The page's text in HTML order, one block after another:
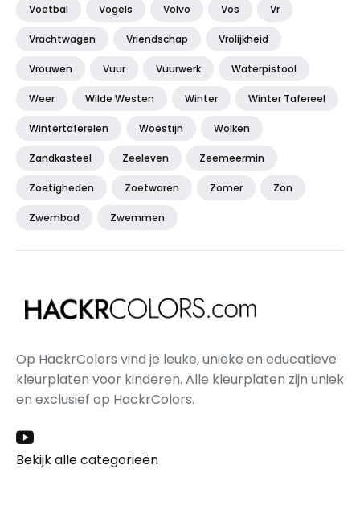
Voetbal Vogels Volvo Vos Vr
Vrachtwagen Vriendschap Vrolijkheid
Vrouwen Vuur Vuurwerk Waterpistool
Weer Wilde Westen Winter Winter Tafereel
Wintertaferelen Woestijn Wolken
Zandkasteel Zeeleven Zeemeermin
Zoetigheden Zoetwaren Zomer Zon
Zwembad Zwemmen
Op HackrColors vind je leuke, unieke en educatieve
kleurplaten voor kinderen. Alle kleurplaten zijn uniek
en exclusief op HackrColors.
Bekijk alle categorieën